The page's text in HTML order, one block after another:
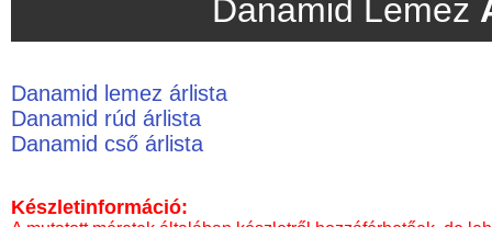
Danamid Lemez
Danamid lemez árlista
Danamid rúd árlista
Danamid cső árlista
Készletinformáció: